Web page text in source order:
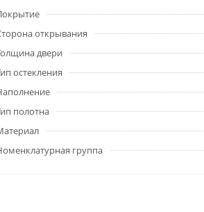
открывания
двери
остекления
полотна
группа